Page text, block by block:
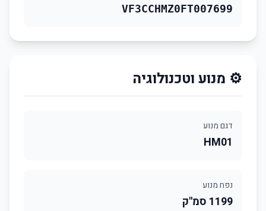
VF3CCHMZ0FT007699
⚙️ מנוע וטכנולוגיה
דגם מנוע
HM01
נפח מנוע
1199 סמ"ק